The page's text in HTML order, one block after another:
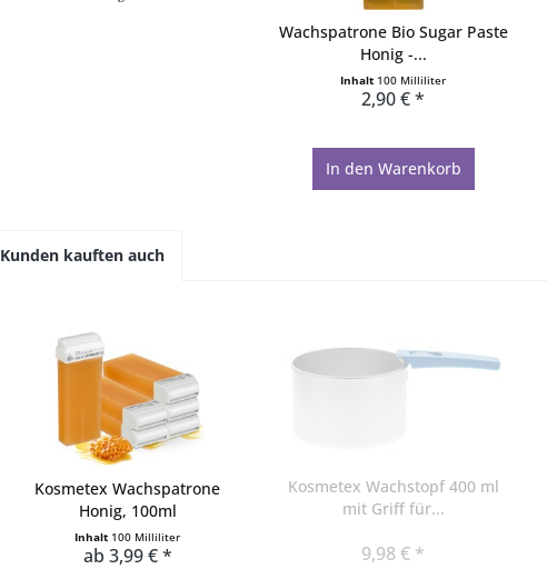
Wachspatrone Bio Sugar Paste
Honig -...
Inhalt 100 Milliliter
2,90 € *
In den Warenkorb
Kunden kauften auch
Kosmetex Wachspatrone
Honig, 100ml
Inhalt 100 Milliliter
ab 3,99 € *
Kosmetex Wachstopf 400 ml
mit Griff für...
9,98 € *